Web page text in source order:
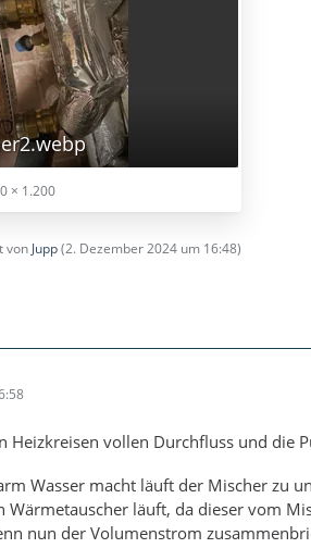
× 1.200
vonJupp(2. Dezember 2024 um 16:48)
Heizkreisen vollen Durchfluss und die
Wasser macht läuft der Mischer zu
Wärmetauscher läuft, da dieser vom
nun der Volumenstrom